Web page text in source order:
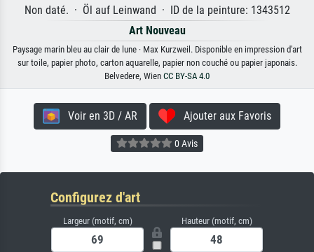
Non daté. · Öl auf Leinwand · ID de la peinture: 1343512
Art Nouveau
Paysage marin bleu au clair de lune · Max Kurzweil. Disponible en impression d'art
sur toile, papier photo, carton aquarelle, papier non couché ou papier japonais.
Belvedere, Wien CC BY-SA 4.0
Voir en 3D / AR Ajouter aux Favoris
0 Avis
Configurez d'art
Largeur (motif, cm) Hauteur (motif, cm)